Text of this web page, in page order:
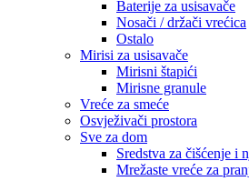
Baterije za usisavače
Nosači / držači vrećica
Ostalo
Mirisi za usisavače
Mirisni štapići
Mirisne granule
Vreće za smeće
Osvježivači prostora
Sve za dom
Sredstva za čišćenje i
Mrežaste vreće za